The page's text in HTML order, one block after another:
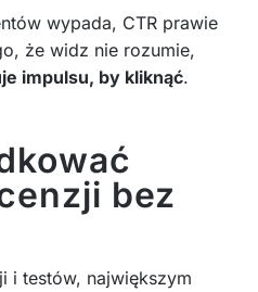
wypada, CTR prawie
że widz nie rozumie,
impulsu, by kliknąć.
bez
i testów, największym